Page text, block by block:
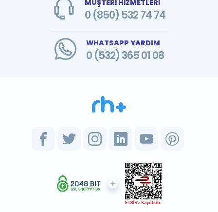
MÜŞTERİ HİZMETLERİ
0 (850) 532 74 74
WHATSAPP YARDIM
0 (532) 365 01 08